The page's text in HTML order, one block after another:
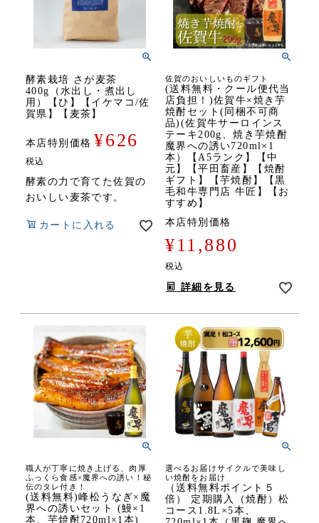
酵素栽培 さが麦茶
400g（水出し・煮出し
用）【ひ】【イケマコ/佐
賀県】【麦茶】
本店特別価格 ¥626
税込
酵素の力で育てた佐賀の
おいしい麦茶です。
カートに入れる
佐賀のおいしいものギフト
(送料無料・クール便代当
店負担！)佐賀牛×焼き芋
焼酎セット(同梱不可商
品)(佐賀牛サーロインス
テーキ200g、焼き芋焼酎
魔界への誘い720ml×1
本）【A5ランク】【中
元】【平田畜産】【焼酎
ギフト】【芋焼酎】【黒
毛和牛専門店 牛匠】【お
すすめ】
本店特別価格
¥11,880
税込
詳細を見る
職人が丁寧に焼き上げる、肉厚
ふっくら食感×魔界への誘い！秘
伝のタレ付き！
(送料無料)峰松うなぎ×魔
界への誘いセット (鰻×1
本、芋焼酎720ml×1本)
選べるお届けサイクルで美味し
い焼酎をお届け
（送料無料ポイント５
倍） 定期購入（焼酎）松
コース1.8L×5本、